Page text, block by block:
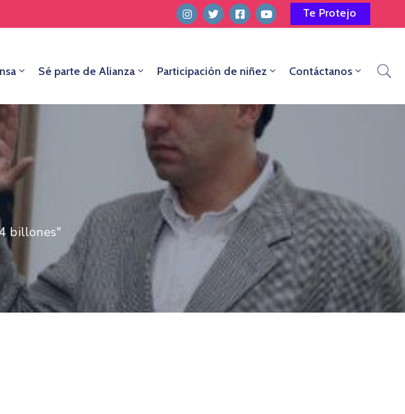
Te Protejo
Sé parte de Alianza Participación de niñez Contáctanos
billones"